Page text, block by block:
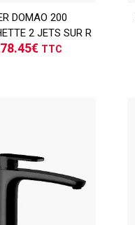
DOMAO 200
2 JETS SUR R
TTC
de devis